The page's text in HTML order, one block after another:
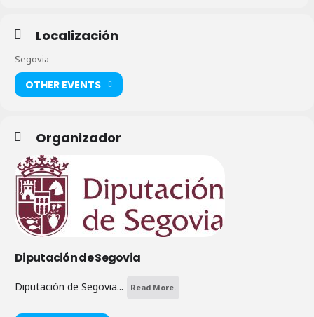
Localización
Segovia
OTHER EVENTS
Organizador
Diputación de Segovia
Diputación de Segovia... Read More.